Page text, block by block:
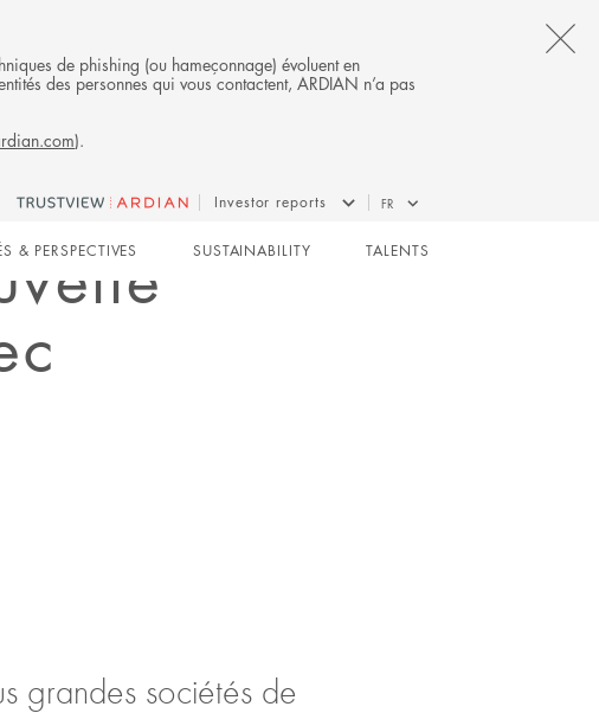
de phishing (ou hameçonnage) évoluent en
des personnes qui vous contactent, ARDIAN n’a pas
).
Investor reports FR
& PERSPECTIVES SUSTAINABILITY TALENTS
grandes sociétés de